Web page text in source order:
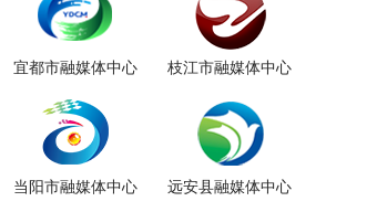
宜都市融媒体中心 枝江市融媒体中心
当阳市融媒体中心 远安县融媒体中心